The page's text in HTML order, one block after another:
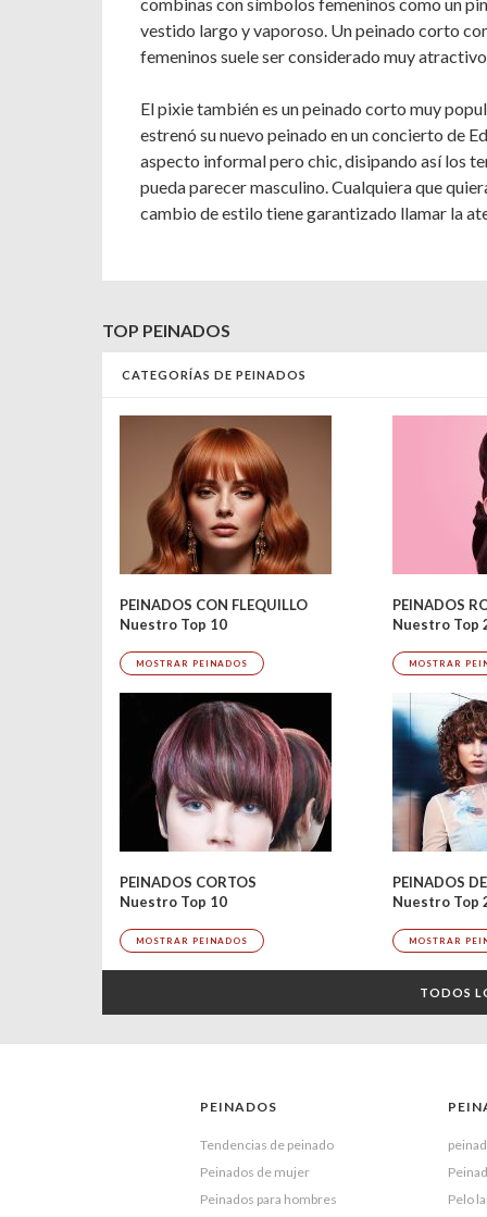
vestido largo y vaporoso. Un peinado corto
femeninos suele ser considerado muy
El pixie también es un peinado corto muy
estrenó su nuevo peinado en un concierto de
aspecto informal pero chic, disipando así los
pueda parecer masculino. Cualquiera que
cambio de estilo tiene garantizado llamar la
TOP PEINADOS
CATEGORÍAS DE PEINADOS
PEINADOS CON FLEQUILLO
Nuestro Top 10
MOSTRAR PEINADOS
PEINADOS
Nuestro Top
MOSTRAR
PEINADOS CORTOS
Nuestro Top 10
MOSTRAR PEINADOS
Nuestro Top
MOSTRAR
TODOS
PEINADOS
Tendencias de peinado
Peinados de mujer
Peinados para hombres
Pelo